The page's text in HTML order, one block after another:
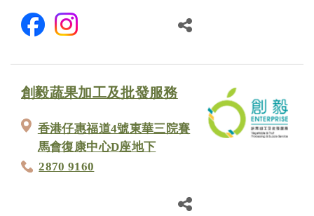
創毅蔬果加工及批發服務
香港仔惠福道4號東華三院賽
馬會復康中心D座地下
2870 9160